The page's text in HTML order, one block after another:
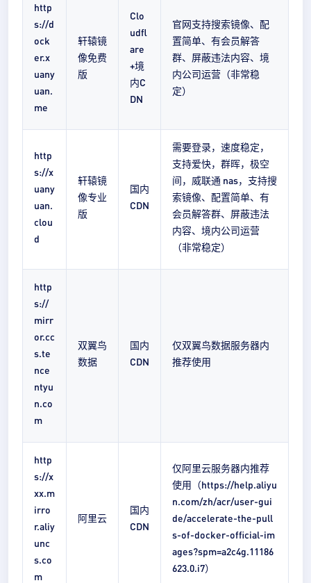
http
s://d
ock
er.x
uany
uan.
me
轩辕镜
像免费
版
Clo
udfl
are
+境
内C
DN
官网支持搜索镜像、配
置简单、有会员解答
群、屏蔽违法内容、境
内公司运营（非常稳
定）
http
s://x
uany
uan.
clou
d
轩辕镜
像专业
版
国内
CDN
需要登录，速度稳定，
支持爱快，群晖，极空
间，威联通 nas，支持搜
索镜像、配置简单、有
会员解答群、屏蔽违法
内容、境内公司运营
（非常稳定）
http
s://
mirr
or.cc
s.te
nce
ntyu
n.co
m
双翼鸟
数据
国内
CDN
仅双翼鸟数据服务器内
推荐使用
http
s://x
xx.m
irro
r.aliy
unc
s.co
m
阿里云
国内
CDN
仅阿里云服务器内推荐
使用（https://help.aliyu
n.com/zh/acr/user-gui
de/accelerate-the-pull
s-of-docker-official-im
ages?spm=a2c4g.11186
623.0.i7）